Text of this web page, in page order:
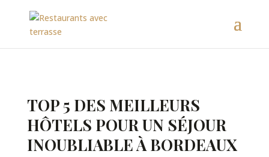
TOP 5 DES MEILLEURS
HÔTELS POUR UN SÉJOUR
INOUBLIABLE À BORDEAUX